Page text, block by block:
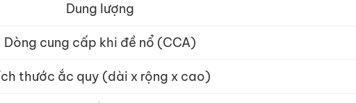
Dung lượng
Dòng cung cấp khi đề nổ (CCA)
thước ắc quy (dài x rộng x cao)